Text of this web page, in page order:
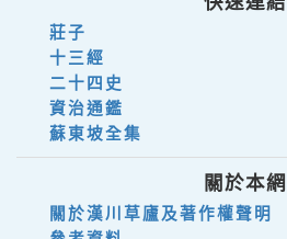
莊子
十三經
二十四史
資治通鑑
蘇東坡全集
關於本網
關於漢川草廬及著作權聲明